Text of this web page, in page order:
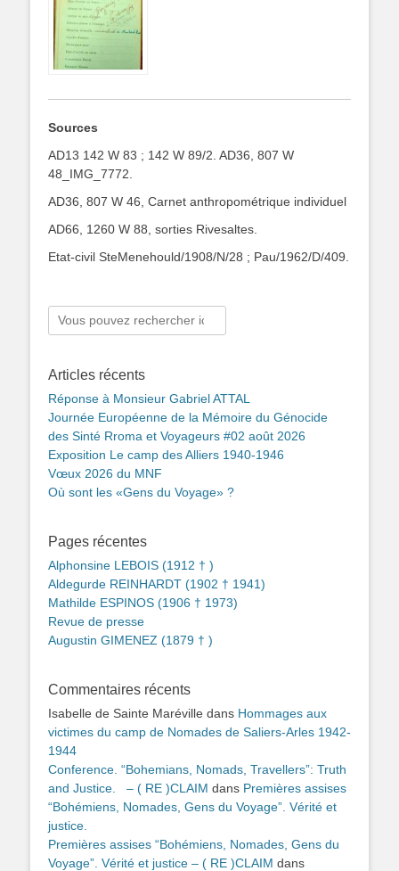
Sources
AD13 142 W 83 ; 142 W 89/2. AD36, 807 W
48_IMG_7772.
AD36, 807 W 46, Carnet anthropométrique individuel
AD66, 1260 W 88, sorties Rivesaltes.
Etat-civil SteMenehould/1908/N/28 ; Pau/1962/D/409.
Rechercher :
Articles récents
Réponse à Monsieur Gabriel ATTAL
Journée Européenne de la Mémoire du Génocide
des Sinté Rroma et Voyageurs #02 août 2026
Exposition Le camp des Alliers 1940-1946
Vœux 2026 du MNF
Où sont les «Gens du Voyage» ?
Pages récentes
Alphonsine LEBOIS (1912 † )
Aldegurde REINHARDT (1902 † 1941)
Mathilde ESPINOS (1906 † 1973)
Revue de presse
Augustin GIMENEZ (1879 † )
Commentaires récents
Isabelle de Sainte Maréville dans Hommages aux
victimes du camp de Nomades de Saliers-Arles 1942-
1944
Conference. “Bohemians, Nomads, Travellers”: Truth
and Justice. – ( RE )CLAIM dans Premières assises
“Bohémiens, Nomades, Gens du Voyage”. Vérité et
justice.
Premières assises “Bohémiens, Nomades, Gens du
Voyage”. Vérité et justice – ( RE )CLAIM dans